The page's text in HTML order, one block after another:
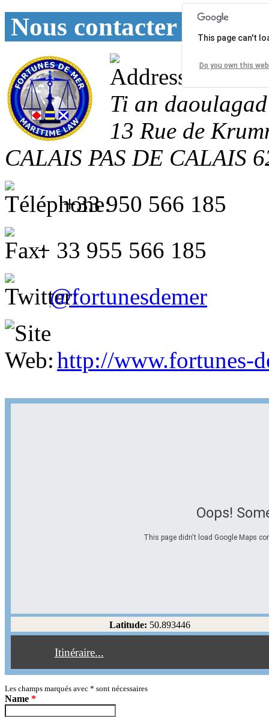
Nous contacter
Ti an
13 Rue de
CALAIS PAS DE CALAIS
+33 950 566 185
+ 33 955 566 185
@fortunesdemer
http://www.fortunes-
Oops!
This page didn't load Google Maps
This page can't
Do you own this
Latitude: 50.893446
Itinéraire...
Éviter les autoroutes
Éviter les péages
Reset
Les champs marqués avec * sont nécessaires
Name *